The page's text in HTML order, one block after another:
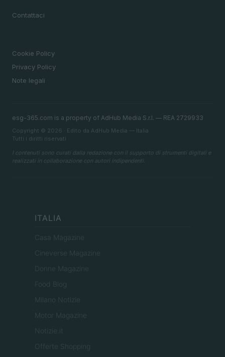
Contattaci
Cookie Policy
Privacy Policy
Note legali
esg-365.com is a property of AdHub Media S.r.l. — REA 2729933
Copyright © 2026 · Edito da AdHub Media — Italia
Tutti i diritti riservati
I contenuti sono curati dalla redazione con il supporto di strumenti digitali e
realizzati in collaborazione con autori indipendenti.
ITALIA
Casa Magazine
Cineverse Magazine
Donne Magazine
Food Blog
Milano Notizie
Motor Magazine
Notizie.it
Offerte Shopping